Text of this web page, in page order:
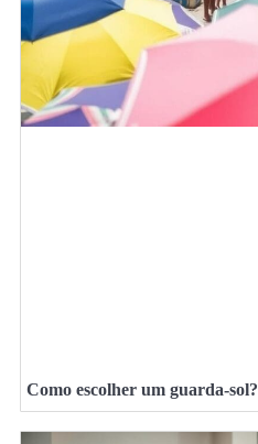
Como escolher um guarda-sol?